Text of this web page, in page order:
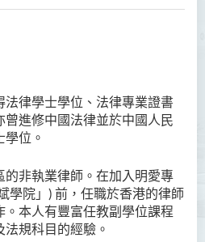
律學士學位、法律專業證書
進修中國法律並於中國人民
位。
非執業律師。在加入明愛專
學院」) 前，任職於香港的律師
本人有豐富任教副學位課程
規科目的經驗。
學生活動
學員通訊